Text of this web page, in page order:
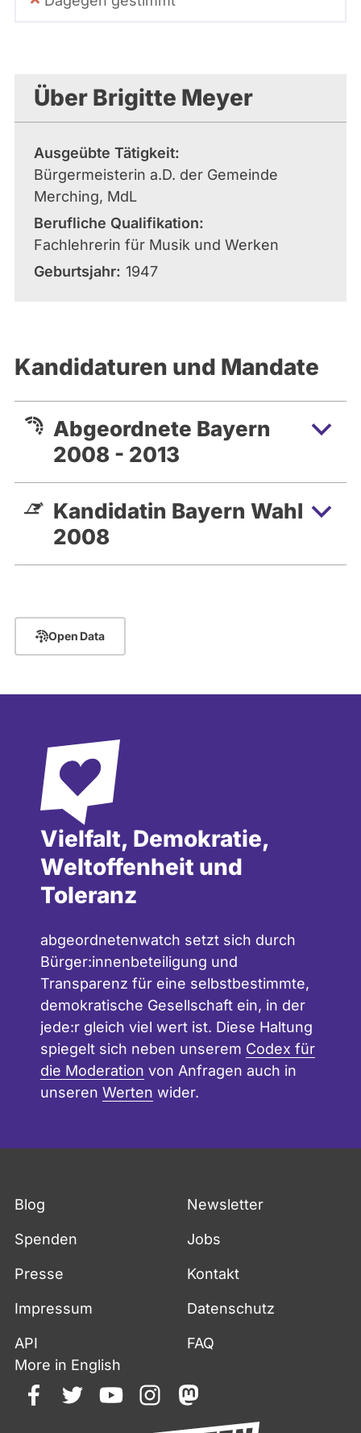
Über Brigitte Meyer
Ausgeübte Tätigkeit
Bürgermeisterin a.D. der Gemeinde
Merching, MdL
Berufliche Qualifikation
Fachlehrerin für Musik und Werken
Geburtsjahr 1947
Kandidaturen und Mandate
Abgeordnete Bayern
2008 - 2013
Kandidatin Bayern Wahl
2008
Open Data
Vielfalt, Demokratie,
Weltoffenheit und
Toleranz
abgeordnetenwatch setzt sich durch
Bürger:innenbeteiligung und
Transparenz für eine selbstbestimmte,
demokratische Gesellschaft ein, in der
jede:r gleich viel wert ist. Diese Haltung
spiegelt sich neben unserem Codex für
die Moderation von Anfragen auch in
unseren Werten wider.
Blog Newsletter
Spenden Jobs
Presse Kontakt
Impressum Datenschutz
API
FAQ
More in English
facebooktwitteryoutubeinstagrammastodon